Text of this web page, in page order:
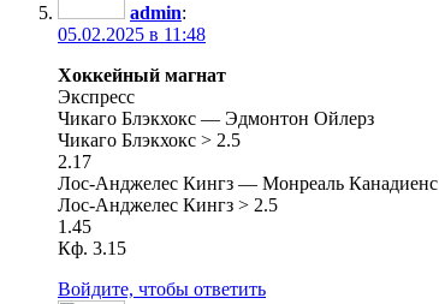
admin:
05.02.2025 в 11:48
Хоккейный магнат
Экспресс
Чикаго Блэкхокс — Эдмонтон Ойлерз
Чикаго Блэкхокс > 2.5
2.17
Лос-Анджелес Кингз — Монреаль Канадиенс
Лос-Анджелес Кингз > 2.5
1.45
Кф. 3.15
Войдите, чтобы ответить